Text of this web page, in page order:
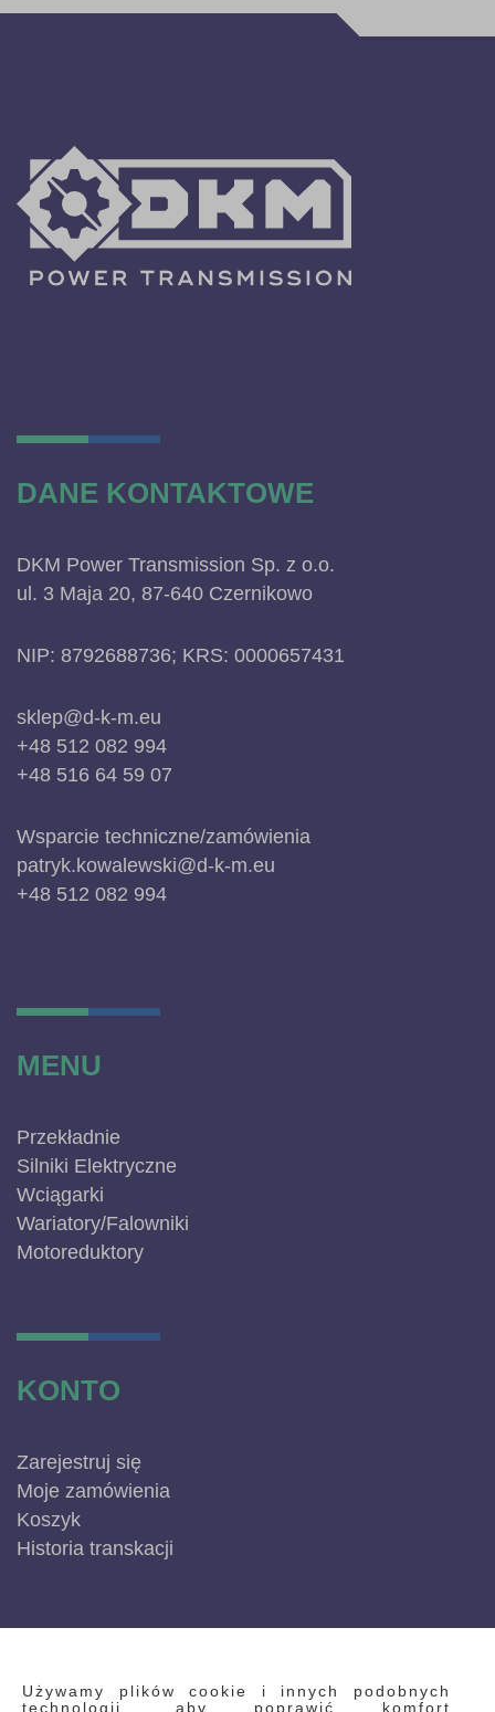
Używamy plików cookie i innych podobnych
technologii, aby poprawić komfort
DANE KONTAKTOWE
DKM Power Transmission Sp. z o.o.
ul. 3 Maja 20, 87-640 Czernikowo
NIP: 8792688736; KRS: 0000657431
sklep@d-k-m.eu
+48 512 082 994
+48 516 64 59 07
Wsparcie techniczne/zamówienia
patryk.kowalewski@d-k-m.eu
+48 512 082 994
MENU
Przekładnie
Silniki Elektryczne
Wciągarki
Wariatory/Falowniki
Motoreduktory
KONTO
Zarejestruj się
Moje zamówienia
Koszyk
Historia transkacji
INFORMACJE